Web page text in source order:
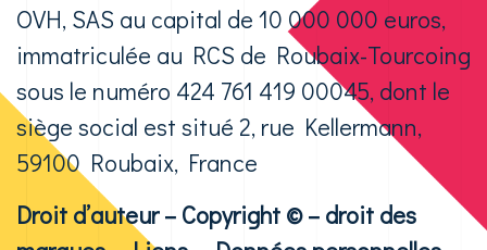
OVH, SAS au capital de 10 000 000 euros,
immatriculée au RCS de Roubaix-Tourcoing
sous le numéro 424 761 419 00045, dont le
siège social est situé 2, rue Kellermann,
59100 Roubaix, France
Droit d’auteur – Copyright © – droit des